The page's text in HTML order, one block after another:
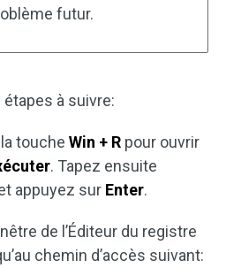
futur.
à suivre:
touche Win + R pour ouvrir
. Tapez ensuite
appuyez sur Enter.
de l’Éditeur du registre
chemin d’accès suivant: